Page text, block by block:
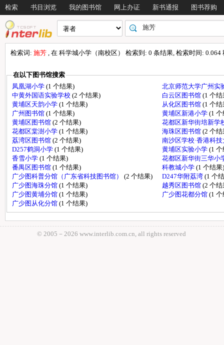
检索 书目浏览 我的图书馆 网上办证 新书通报 图书荐购
检索词: 施芳 , 在 科学城小学（南校区） 检索到: 0 条结果, 检索时间: 0.064
在以下图书馆搜索
凤凰湖小学 (1 个结果)
北京师范大学广州实
中黄外国语实验学校 (2 个结果) 白云区图书馆 (1 个结
黄埔区天韵小学 (1 个结果) 从化区图书馆 (1 个结
广州图书馆 (1 个结果) 黄埔区新港小学 (1
黄埔区图书馆 (2 个结果)
花都区新华街培新学
花都区棠澍小学 (1 个结果) 海珠区图书馆 (2 个结
荔湾区图书馆 (2 个结果)
南沙区学校·香港科
D257鹤洞小学 (1 个结果) 黄埔区实验小学 (1
香雪小学 (1 个结果)
花都区新华街三华小
番禺区图书馆 (1 个结果) 科教城小学 (1 个结果)
广少图科普分馆（广东省科技图书馆） (2 个结果) D247华附荔湾 (1 个
广少图海珠分馆 (1 个结果) 越秀区图书馆 (2 个结
广少图黄埔分馆 (1 个结果) 广少图花都分馆 (1
广少图从化分馆 (1 个结果)
© 2005－ 2026 www.interlib.com.cn, all rights reserved